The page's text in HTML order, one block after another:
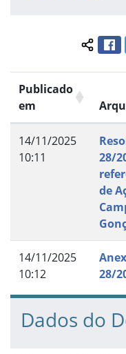
Publicado
em
14/11/2025
10:11
28/
de
14/11/2025
10:12
28/
Dados do